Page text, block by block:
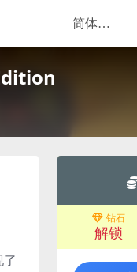
钻石
解锁